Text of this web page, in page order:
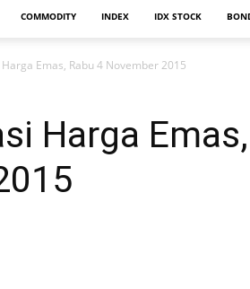
COMMODITY INDEX IDX STOCK
Emas, Rabu 4 November 2015
Harga